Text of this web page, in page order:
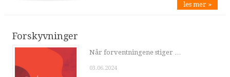
les mer »
Forskyvninger
Når forventningene stiger …
03.06.2024